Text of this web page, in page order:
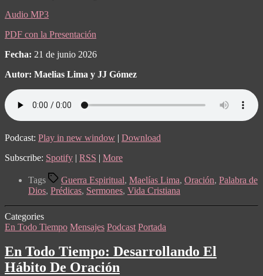
Audio MP3
PDF con la Presentación
Fecha: 21 de junio 2026
Autor: Maelias Lima y JJ Gómez
Podcast: Play in new window | Download
Subscribe: Spotify | RSS | More
Tags Guerra Espiritual, Maelías Lima, Oración, Palabra de
Dios, Prédicas, Sermones, Vida Cristiana
Categories
En Todo Tiempo Mensajes Podcast Portada
En Todo Tiempo: Desarrollando El
Hábito De Oración